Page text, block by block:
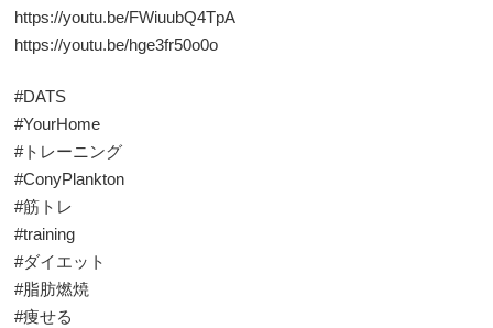
https://youtu.be/FWiuubQ4TpA
https://youtu.be/hge3fr50o0o
#DATS
#YourHome
#トレーニング
#ConyPlankton
#筋トレ
#training
#ダイエット
#脂肪燃焼
#痩せる